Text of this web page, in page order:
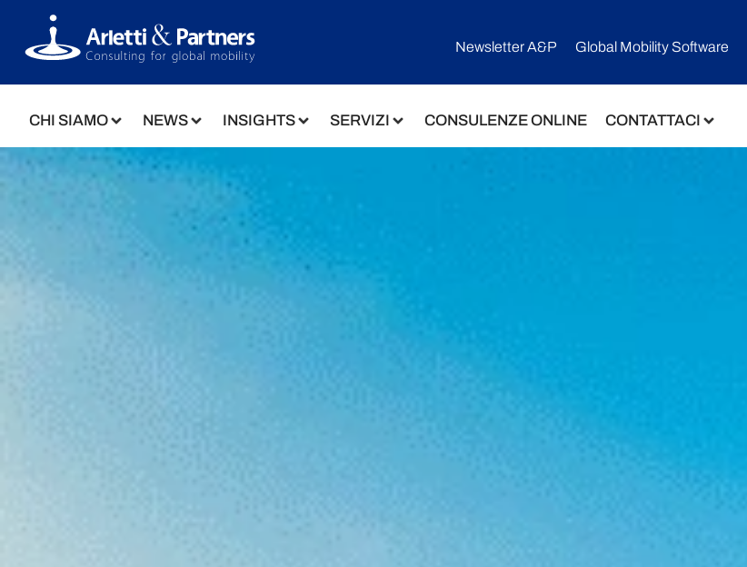
Newsletter A&P Global Mobility Software​
CHI SIAMO NEWS INSIGHTS SERVIZI CONSULENZE ONLINE CONTATTACI